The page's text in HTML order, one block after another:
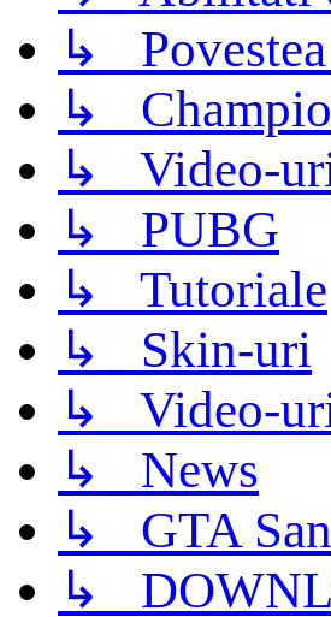
↳
↳
↳ Video-
↳ PUBG
↳ Tutoriale
↳ Skin-uri
↳ Video-
↳ News
↳ GTA San
↳